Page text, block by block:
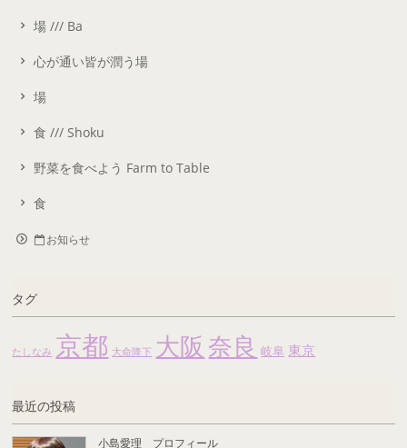
場 /// Ba
心が通い皆が潤う場
場
食 /// Shoku
野菜を食べよう Farm to Table
食
お知らせ
タグ
たしなみ 京都 大命降下 大阪 奈良 岐阜 東京
最近の投稿
小島愛理 プロフィール